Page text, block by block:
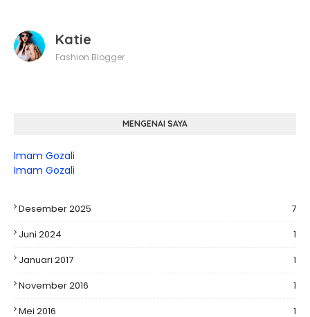
Katie
Fashion Blogger
MENGENAI SAYA
Imam Gozali
Imam Gozali
Desember 2025
7
Juni 2024
1
Januari 2017
1
November 2016
1
Mei 2016
1